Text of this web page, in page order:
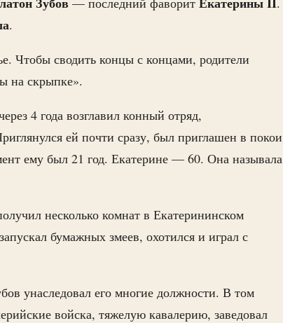
.
Чтобы сводить концы с концами, родители
на скрыпке».
4 года возглавил конный отряд,
ей почти сразу, был приглашен в покои
ему был 21 год. Екатерине — 60. Она называла
несколько комнат в Екатерининском
бумажных змеев, охотился и играл с
унаследовал его многие должности. В том
войска, тяжелую кавалерию, заведовал